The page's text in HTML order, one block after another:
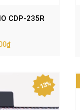
CDP-235R
- 13%